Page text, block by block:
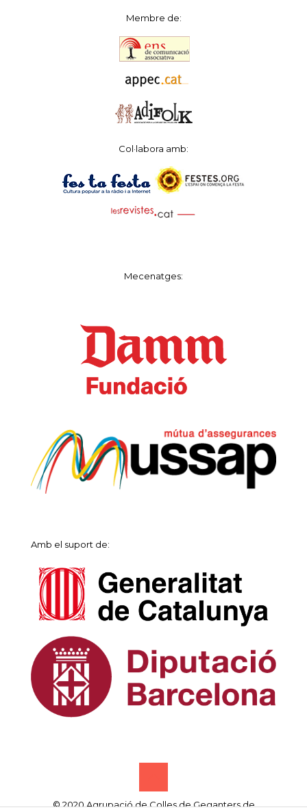
Membre de:
Col·labora amb:
Mecenatges:
Amb el suport de:
© 2020 Agrupació de Colles de Geganters de